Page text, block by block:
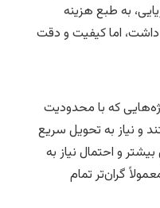
به طبع هزینه
اما کیفیت و دقت
که با محدودیت
و نیاز به تحویل سریع
و احتمال نیاز به
گران‌تر تمام